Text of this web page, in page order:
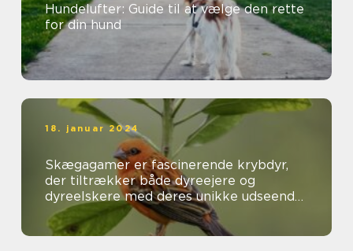
Hundelufter: Guide til at vælge den rette
for din hund
18. januar 2024
Skægagamer er fascinerende krybdyr,
der tiltrækker både dyreejere og
dyreelskere med deres unikke udseende
og interessante adfærd